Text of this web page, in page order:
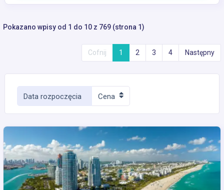
Pokazano wpisy od 1 do 10 z 769 (strona 1)
Cofnij 1 2 3 4 Następny
Data rozpoczęcia Cena